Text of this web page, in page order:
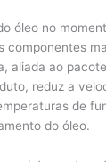
óleo no
componentes
aliada ao
reduz a
de
do óleo.